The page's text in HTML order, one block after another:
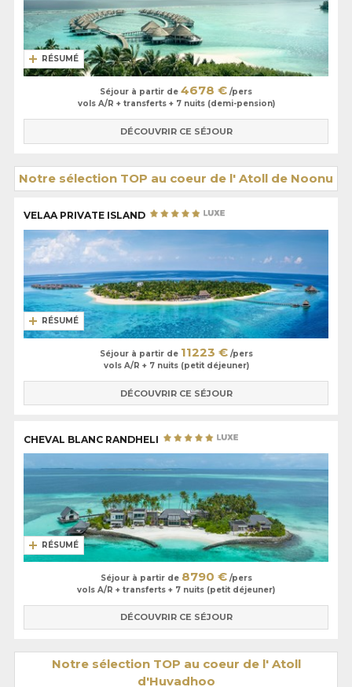
RÉSUMÉ
Séjour à partir de 4678 € /pers
vols A/R + transferts + 7 nuits (demi-pension)
DÉCOUVRIR CE SÉJOUR
Notre sélection TOP au coeur de l' Atoll de Noonu
VELAA PRIVATE ISLAND
RÉSUMÉ
Séjour à partir de 11223 €/pers
vols A/R + 7 nuits (petit déjeuner)
DÉCOUVRIR CE SÉJOUR
CHEVAL BLANC RANDHELI
RÉSUMÉ
Séjour à partir de 8790 €/pers
vols A/R + transferts + 7 nuits (petit déjeuner)
DÉCOUVRIR CE SÉJOUR
Notre sélection TOP au coeur de l' Atoll
d'Huvadhoo